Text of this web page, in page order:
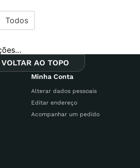
Todos
VOLTAR AO TOPO
Minha Conta
Alterar dados pessoais
Editar endereço
Acompanhar um pedido